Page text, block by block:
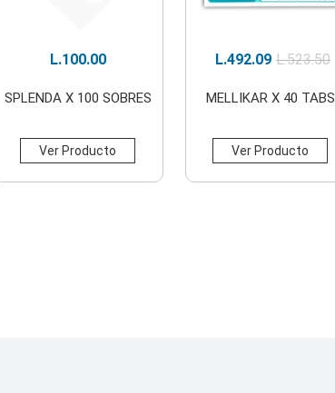
L.100.00
SPLENDA X 100 SOBRES
Ver Producto
L.523.50
L.492.09
MELLIKAR X 40 TABS
Ver Producto